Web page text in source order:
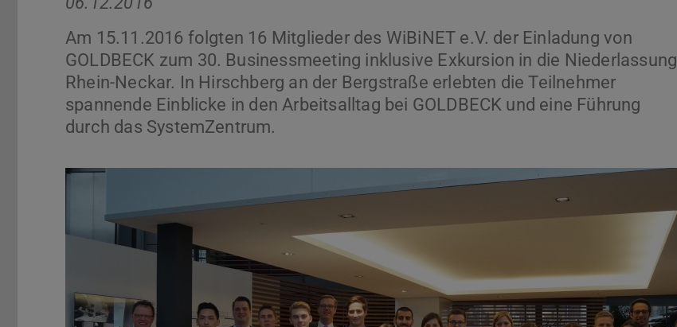
Am 15.11.2016 folgten 16 Mitglieder des WiBiNET e.V. der Einladung von
GOLDBECK zum 30. Businessmeeting inklusive Exkursion in die Niederlassung
Rhein-Neckar. In Hirschberg an der Bergstraße erlebten die Teilnehmer
spannende Einblicke in den Arbeitsalltag bei GOLDBECK und eine Führung
durch das SystemZentrum.